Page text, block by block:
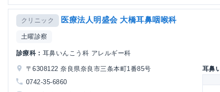
クリニック 医療法人明盛会 大橋耳鼻咽喉科
土曜診察
診療科： 耳鼻いんこう科 アレルギー科
〒6308122 奈良県奈良市三条本町1番85号
0742-35-6860
耳鼻